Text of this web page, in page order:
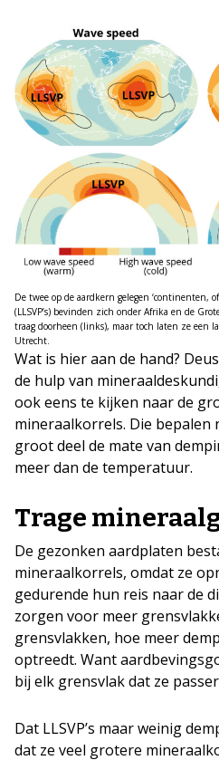
De twee op de aardkern gelegen ‘continenten,
(LLSVP’s) bevinden zich onder Afrika en de
traag doorheen (links), maar toch laten ze een
Utrecht.
Wat is hier aan de hand?
de hulp van
ook eens te kijken naar de
mineraalkorrels. Die bepalen
groot deel de mate van
meer dan de temperatuur.
Trage
De gezonken aardplaten
mineraalkorrels, omdat ze
gedurende hun reis naar de
zorgen voor meer
grensvlakken, hoe meer
optreedt. Want
bij elk grensvlak dat ze
Dat LLSVP’s maar weinig
dat ze veel grotere